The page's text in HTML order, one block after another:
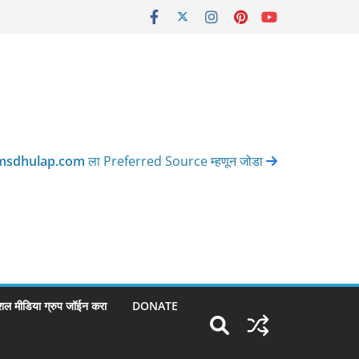
ला Preferred Source म्हणून जोडा
मीडिया ग्रुप जॉईन करा DONATE